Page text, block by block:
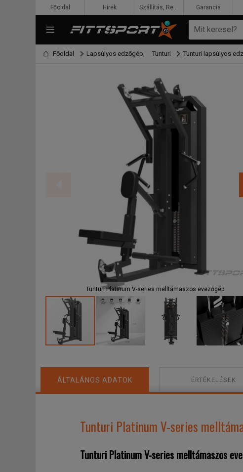
Főoldal Lapsúlyos edzőgép, Tunturi Tunturi lapsúlyos
Tunturi Platinum V-series melltámaszos evezőgép
ÁLTALÁNOS ADATOK ÉRTÉKELÉSEK
Tunturi Platinum V-series
Tunturi Platinum V-series melltámaszos
Főoldal Hírek Szállítás, Rendelés, Fizetés Garancia